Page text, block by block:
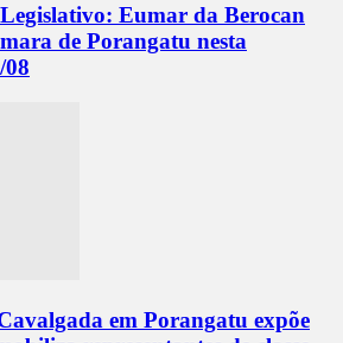
Eumar da Berocan
de Porangatu nesta
08
em Porangatu expõe